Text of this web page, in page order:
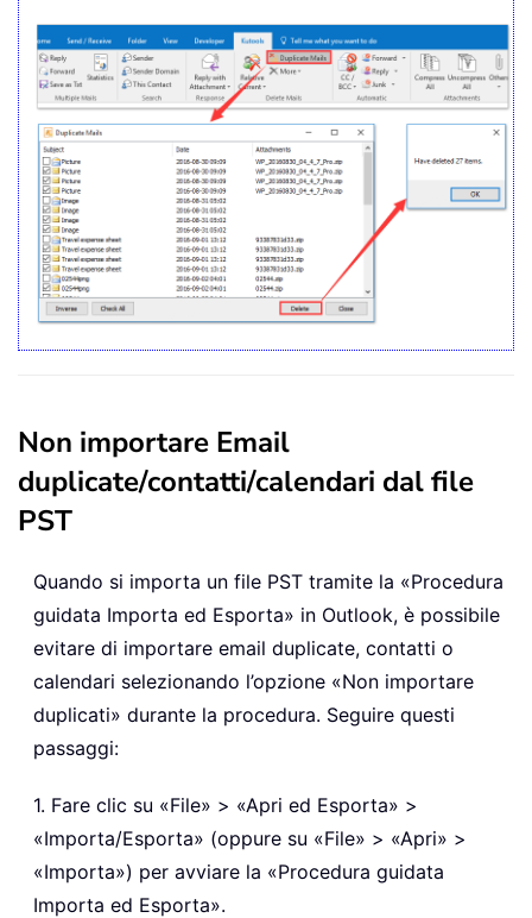
Non importare Email
duplicate/contatti/calendari dal file
PST
Quando si importa un file PST tramite la «Procedura
guidata Importa ed Esporta» in Outlook, è possibile
evitare di importare email duplicate, contatti o
calendari selezionando l’opzione «Non importare
duplicati» durante la procedura. Seguire questi
passaggi:
1. Fare clic su «File» > «Apri ed Esporta» >
«Importa/Esporta» (oppure su «File» > «Apri» >
«Importa») per avviare la «Procedura guidata
Importa ed Esporta».